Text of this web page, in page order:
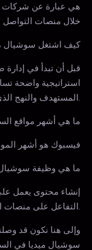
هي عبارة عن شركات
خلال منصات التواصل
كيف اشتغل سوشيال
قبل أن تبدأ في إدارة
استراتيجية واضحة
المستهدف والنهج الذي ترغب في اتباعه.
ما هي أشهر مواقع
فيسبوك هو أشهر
ما هي وظيفة سوشيال
إنشاء محتوى يعمل
التفاعل على منصات التواصل الاجتماعي المختلفة.
وإلى هنا نكون قد
سوشيال ميديا في